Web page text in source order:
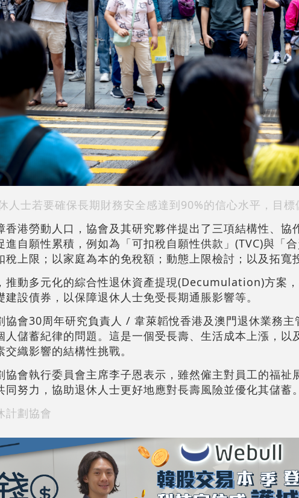
人士若要確保長期財務安全感達到90%的信心水平，目
香港勞動人口，協會及其研究夥伴提出了三項結構性、協
進自願性累積，例如為「可扣稅自願性供款」(TVC)與「
稅上限；以家庭為本的免稅額；動態上限檢討；以及拓寬
推動多元化的綜合性退休資產提現(Decumulation)方案
建設債券，以保障退休人士免受長期通脹影響等。
協會30周年研究負責人 / 韋萊韜悅香港及澳門退休業務
人儲蓄紀律的問題。這是一個受長壽、生活成本上漲，以
織影響的結構性挑戰。
協會執行委員會主席李子恩表示，雖然僱主對員工的福祉
同努力，協助退休人士更好地應對長壽風險並優化其儲蓄。
計劃協會